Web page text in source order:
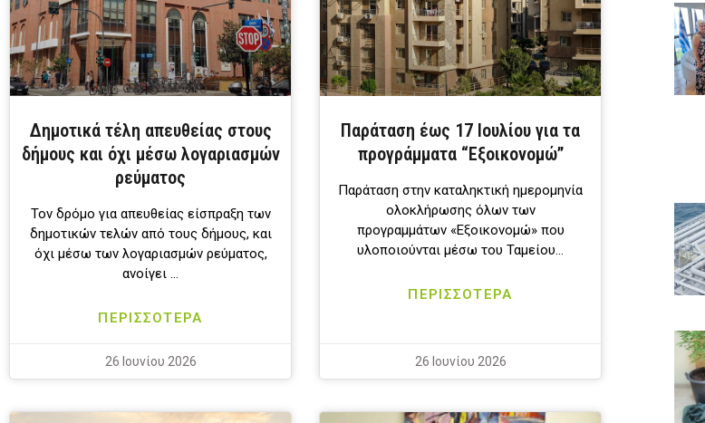
Δημοτικά τέλη απευθείας στους
δήμους και όχι μέσω λογαριασμών
ρεύματος
Τον δρόμο για απευθείας είσπραξη των
δημοτικών τελών από τους δήμους, και
όχι μέσω των λογαριασμών ρεύματος,
ανοίγει …
ΠΕΡΙΣΣΟΤΕΡΑ
26 Ιουνίου 2026
Παράταση έως 17 Ιουλίου για τα
προγράμματα “Εξοικονομώ”
Παράταση στην καταληκτική ημερομηνία
ολοκλήρωσης όλων των
προγραμμάτων «Εξοικονομώ» που
υλοποιούνται μέσω του Ταμείου…
ΠΕΡΙΣΣΟΤΕΡΑ
26 Ιουνίου 2026